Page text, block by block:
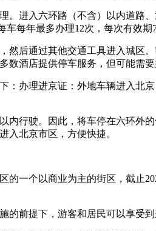
。进入六环路（不含）以内道路
每年最多办理12次，每次有效期
然后通过其他交通工具进入城区
酒店提供停车服务，但可能需要
办理进京证：外地车辆进入北
内行驶。因此，将车停在六环外
入北京市区，方便快捷。
一个以商业为主的街区，截止
前提下，游客和居民可以享受